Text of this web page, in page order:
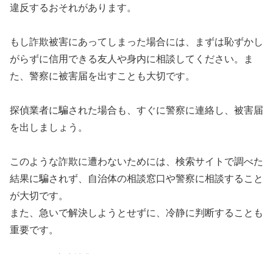
違反するおそれがあります。
もし詐欺被害にあってしまった場合には、まずは恥ずかし
がらずに信用できる友人や身内に相談してください。ま
た、警察に被害届を出すことも大切です。
探偵業者に騙された場合も、すぐに警察に連絡し、被害届
を出しましょう。
このような詐欺に遭わないためには、検索サイトで調べた
結果に騙されず、自治体の相談窓口や警察に相談すること
が大切です。
また、急いで解決しようとせずに、冷静に判断することも
重要です。